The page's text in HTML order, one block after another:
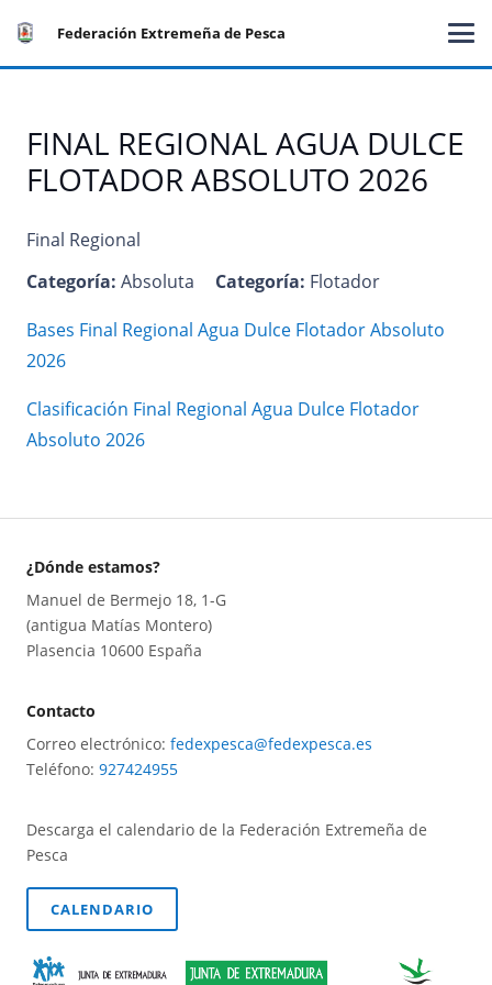
Federación Extremeña de Pesca
FINAL REGIONAL AGUA DULCE
FLOTADOR ABSOLUTO 2026
Final Regional
Categoría: Absoluta Categoría: Flotador
Bases Final Regional Agua Dulce Flotador Absoluto
2026
Clasificación Final Regional Agua Dulce Flotador
Absoluto 2026
¿Dónde estamos?
Manuel de Bermejo 18, 1-G
(antigua Matías Montero)
Plasencia 10600 España
Contacto
Correo electrónico: fedexpesca@fedexpesca.es
Teléfono: 927424955
Descarga el calendario de la Federación Extremeña de
Pesca
CALENDARIO